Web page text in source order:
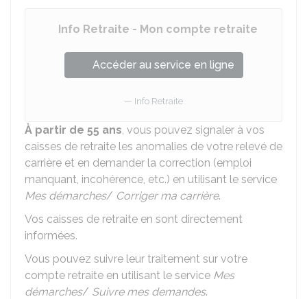
Info Retraite - Mon compte retraite
Accéder au service en ligne
Info Retraite
À partir de 55 ans, vous pouvez signaler à vos
caisses de retraite les anomalies de votre relevé de
carrière et en demander la correction (emploi
manquant, incohérence, etc.) en utilisant le service
Mes démarches/ Corriger ma carrière.
Vos caisses de retraite en sont directement
informées.
Vous pouvez suivre leur traitement sur votre
compte retraite en utilisant le service Mes
démarches/ Suivre mes demandes.